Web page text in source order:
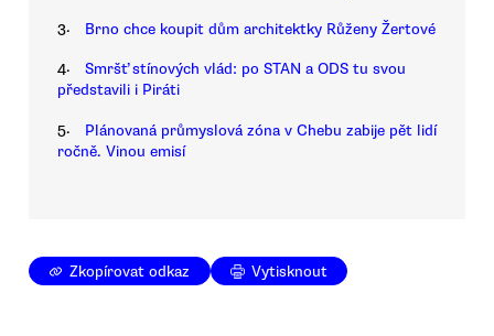
3. Brno chce koupit dům architektky Růženy Žertové
4.
Smršť stínových vlád: po STAN a ODS tu svou
představili i Piráti
5.
Plánovaná průmyslová zóna v Chebu zabije pět lidí
ročně. Vinou emisí
Zkopírovat odkaz Vytisknout